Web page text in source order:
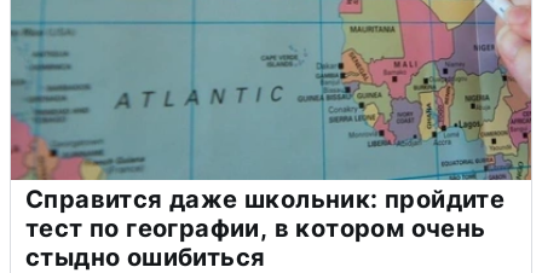
Справится даже школьник: пройдите
тест по географии, в котором очень
стыдно ошибиться